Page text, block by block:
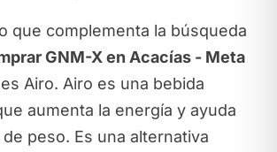
que complementa la búsqueda
GNM-X en Acacías - Meta
Airo. Airo es una bebida
aumenta la energía y ayuda
peso. Es una alternativa